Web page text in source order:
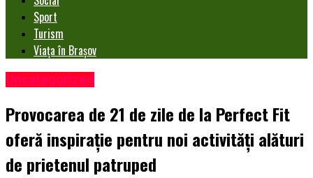
Sport
Turism
Viața în Brașov
Uncategorized
Provocarea de 21 de zile de la Perfect Fit
oferă inspirație pentru noi activități alături
de prietenul patruped